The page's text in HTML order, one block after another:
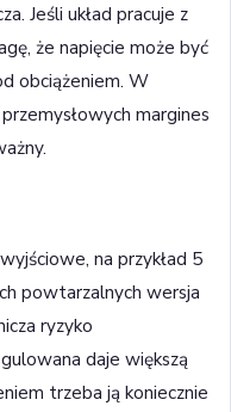
Jeśli układ pracuje z
że napięcie może być
obciążeniem. W
margines
na przykład 5
powtarzalnych wersja
ryzyko
daje większą
trzeba ją koniecznie